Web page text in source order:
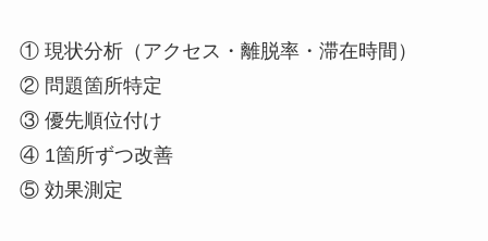
① 現状分析（アクセス・離脱率・滞在時間）
② 問題箇所特定
③ 優先順位付け
④ 1箇所ずつ改善
⑤ 効果測定